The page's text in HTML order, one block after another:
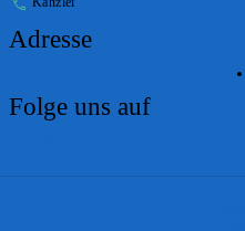
Adresse
Folge uns auf